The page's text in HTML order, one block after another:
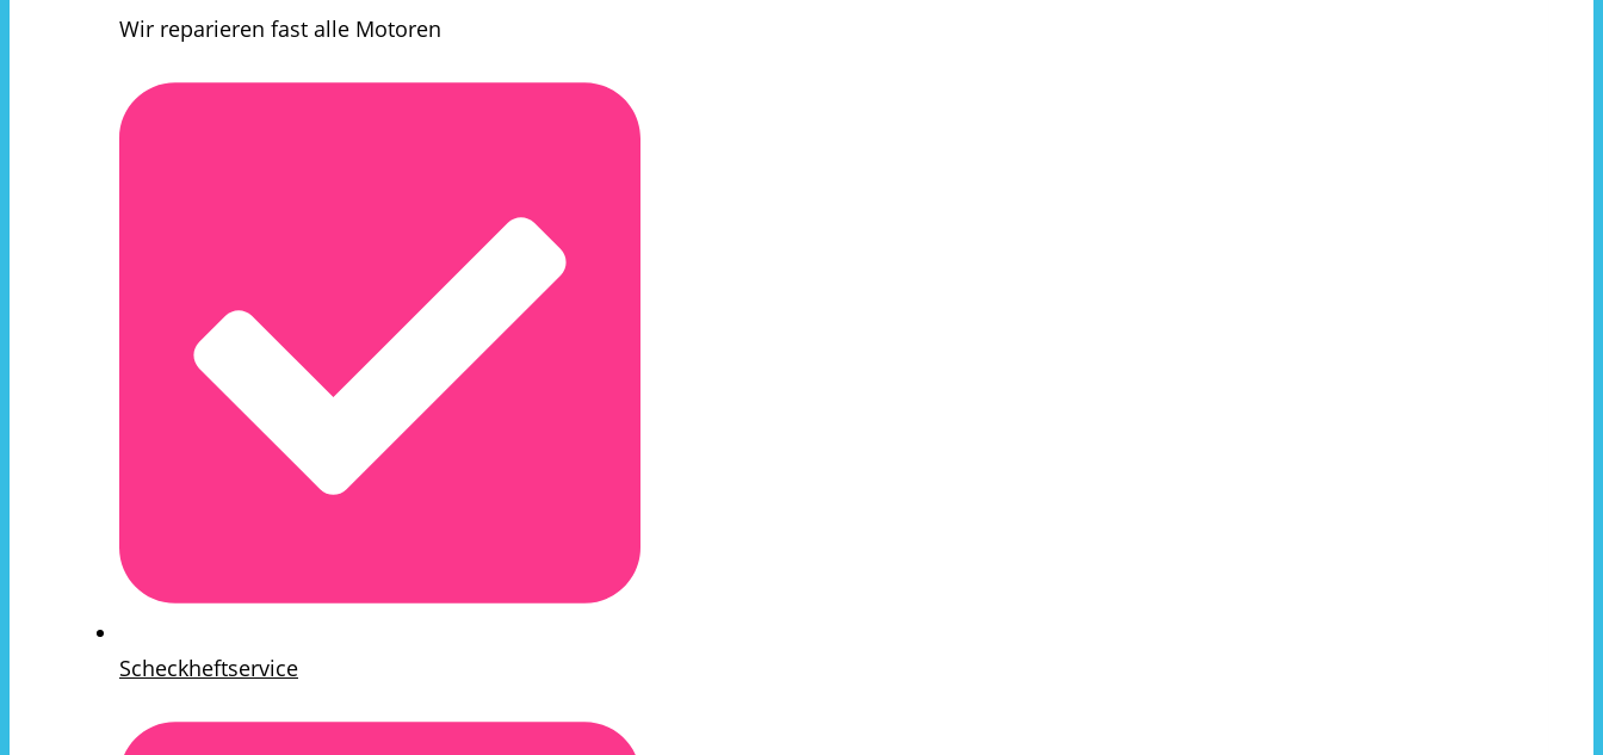
Wir reparieren fast alle Motoren
Scheckheftservice